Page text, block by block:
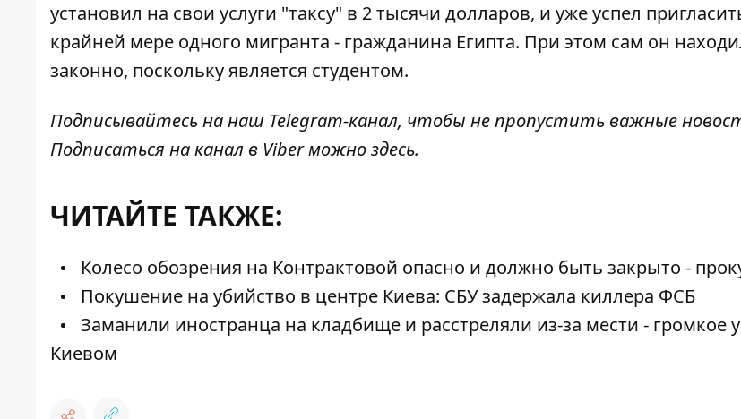
установил на свои услуги "таксу" в 2 тысячи долларов, и уже успел
крайней мере одного мигранта - гражданина Египта. При этом сам он
законно, поскольку является студентом.
Подписывайтесь на наш Telegram-канал, чтобы не пропустить важные
Подписаться на канал в Viber можноздесь.
ЧИТАЙТЕ ТАКЖЕ:
Колесо обозрения на Контрактовой опасно и должно быть закрыто -
Покушение на убийство в центре Киева: СБУ задержала киллера ФСБ
Заманили иностранца на кладбище и расстреляли из-за мести - громкое
Киевом